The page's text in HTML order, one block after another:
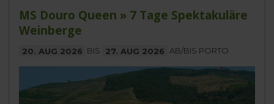
MS Douro Queen » 7 Tage Spektakuläre
Weinberge
20. AUG 2026 BIS 27. AUG 2026 AB/BIS PORTO